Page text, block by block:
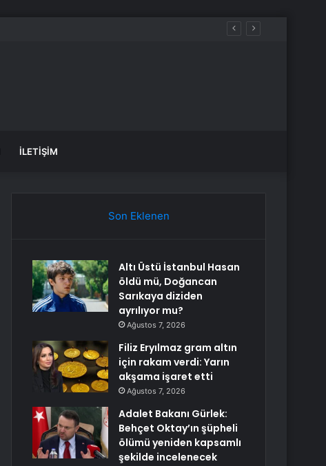
İLETIŞIM
Son Eklenen
Altı Üstü İstanbul Hasan
öldü mü, Doğancan
Sarıkaya diziden
ayrılıyor mu?
Ağustos 7, 2026
Filiz Eryılmaz gram altın
için rakam verdi: Yarın
akşama işaret etti
Ağustos 7, 2026
Adalet Bakanı Gürlek:
Behçet Oktay’ın şüpheli
ölümü yeniden kapsamlı
şekilde incelenecek